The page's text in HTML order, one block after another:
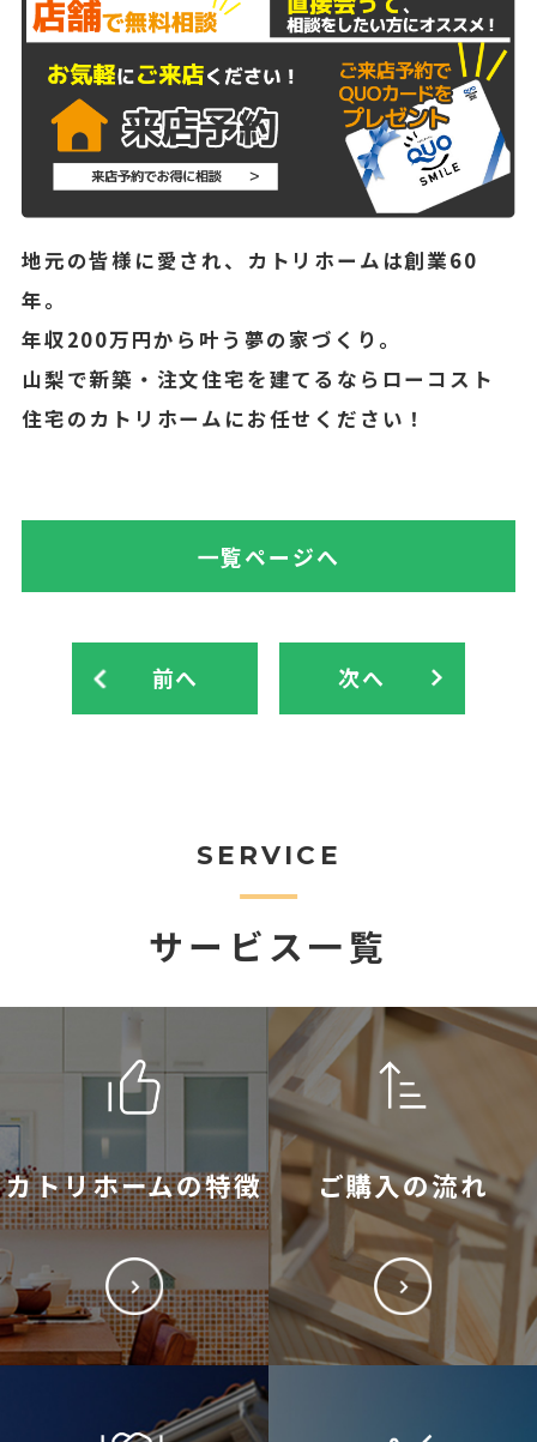
地元の皆様に愛され、カトリホームは創業60
年。
年収200万円から叶う夢の家づくり。
山梨で新築・注文住宅を建てるならローコスト
住宅のカトリホームにお任せください！
前へ
一覧ページへ
次へ
SERVICE
サービス一覧
カトリホームの特徴 ご購入の流れ